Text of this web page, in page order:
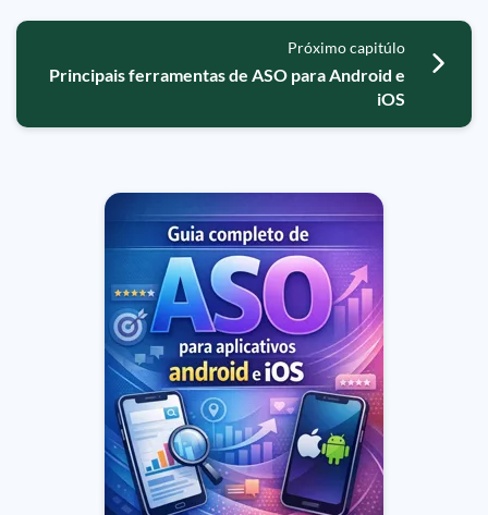
Próximo capitúlo
Principais ferramentas de ASO para Android e
iOS